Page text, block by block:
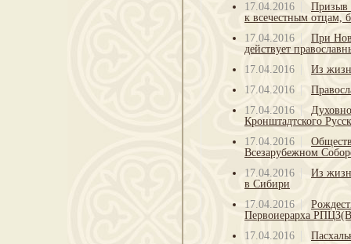
17.04.2016
Призыв
к всечестным отцам,
17.04.2016
При
действует
17.04.2016
Из
17.04.2016
17.04.2016
Кронштадтского
17.04.2016
Всезарубежном
17.04.2016
Из
в Сибири
17.04.2016
Первоиерарха
17.04.2016